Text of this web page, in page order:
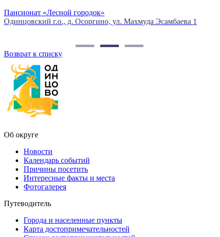
Эсамбаева 1
Загородный комплекс «Теплица
Одинцовский район, г. Одинцово,
Возврат к списку
Об округе
Новости
Календарь событий
Причины посетить
Интересные факты и места
Фотогалерея
Путеводитель
Города и населенные пункты
Карта достопримечательностей